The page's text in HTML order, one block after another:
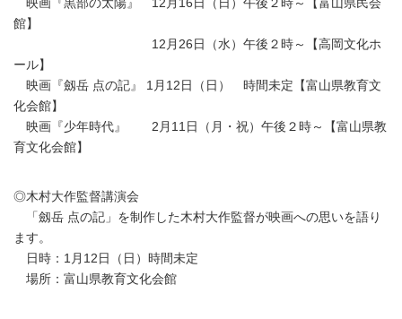
映画『黒部の太陽』 12月16日（日）午後２時～【富山県民会
館】
12月26日（水）午後２時～【高岡文化ホ
ール】
映画『劔岳 点の記』 1月12日（日） 時間未定【富山県教育文
化会館】
映画『少年時代』 2月11日（月・祝）午後２時～【富山県教
育文化会館】
◎木村大作監督講演会
「劔岳 点の記」を制作した木村大作監督が映画への思いを語り
ます。
日時：1月12日（日）時間未定
場所：富山県教育文化会館